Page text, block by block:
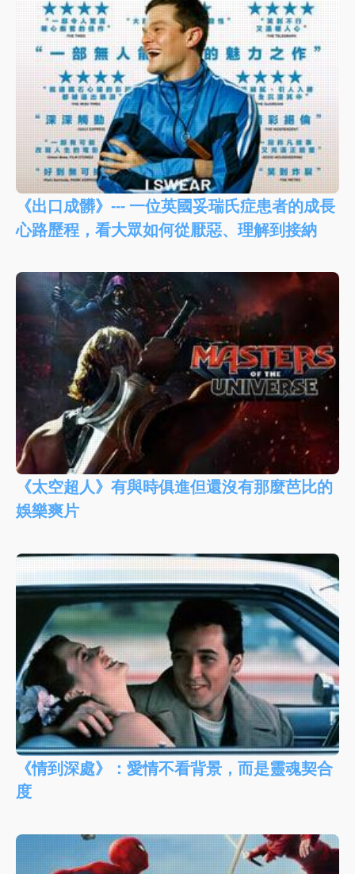
《出口成髒》--- 一位英國妥瑞氏症患者的成長
心路歷程，看大眾如何從厭惡、理解到接納
《太空超人》有與時俱進但還沒有那麼芭比的
娛樂爽片
《情到深處》：愛情不看背景，而是靈魂契合
度